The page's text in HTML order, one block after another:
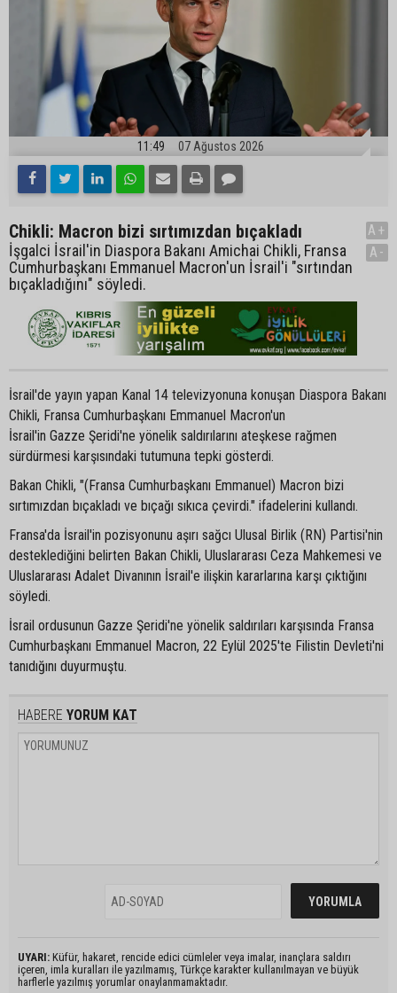
11:49 07 Ağustos 2026
Chikli: Macron bizi sırtımızdan bıçakladı
İşgalci İsrail'in Diaspora Bakanı Amichai Chikli, Fransa
Cumhurbaşkanı Emmanuel Macron'un İsrail'i "sırtından
bıçakladığını" söyledi.
A+
A-
İsrail'de yayın yapan Kanal 14 televizyonuna konuşan Diaspora Bakanı
Chikli, Fransa Cumhurbaşkanı Emmanuel Macron'un
İsrail'in Gazze Şeridi'ne yönelik saldırılarını ateşkese rağmen
sürdürmesi karşısındaki tutumuna tepki gösterdi.
Bakan Chikli, "(Fransa Cumhurbaşkanı Emmanuel) Macron bizi
sırtımızdan bıçakladı ve bıçağı sıkıca çevirdi." ifadelerini kullandı.
Fransa'da İsrail'in pozisyonunu aşırı sağcı Ulusal Birlik (RN) Partisi'nin
desteklediğini belirten Bakan Chikli, Uluslararası Ceza Mahkemesi ve
Uluslararası Adalet Divanının İsrail'e ilişkin kararlarına karşı çıktığını
söyledi.
İsrail ordusunun Gazze Şeridi'ne yönelik saldırıları karşısında Fransa
Cumhurbaşkanı Emmanuel Macron, 22 Eylül 2025'te Filistin Devleti'ni
tanıdığını duyurmuştu.
HABERE YORUM KAT
UYARI: Küfür, hakaret, rencide edici cümleler veya imalar, inançlara saldırı
içeren, imla kuralları ile yazılmamış, Türkçe karakter kullanılmayan ve büyük
harflerle yazılmış yorumlar onaylanmamaktadır.